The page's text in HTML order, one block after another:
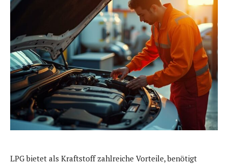
LPG bietet als Kraftstoff zahlreiche Vorteile, benötigt